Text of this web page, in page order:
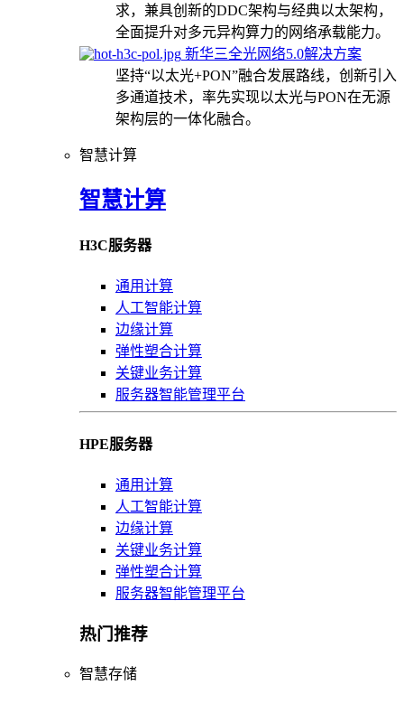
求，兼具创新的DDC架构与经典以太架构，
全面提升对多元异构算力的网络承载能力。
新华三全光网络5.0解决方案
坚持“以太光+PON”融合发展路线，创新引入
多通道技术，率先实现以太光与PON在无源
架构层的一体化融合。
智慧计算
智慧计算
H3C服务器
通用计算
人工智能计算
边缘计算
弹性塑合计算
关键业务计算
服务器智能管理平台
HPE服务器
通用计算
人工智能计算
边缘计算
关键业务计算
弹性塑合计算
服务器智能管理平台
热门推荐
智慧存储